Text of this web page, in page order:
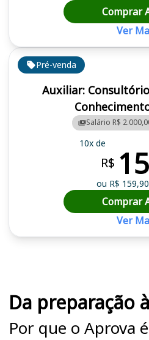
Pré-venda
Auxiliar:
Salário R$
10x de
R$
ou R$
Comprar
Ver
Comprar
Ver
Da preparação
Por que o Aprova